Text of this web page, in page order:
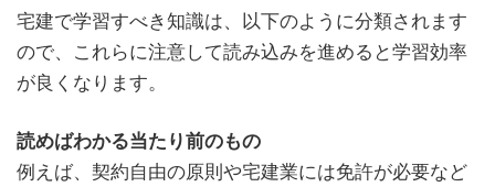
宅建で学習すべき知識は、以下のように分類されます
ので、これらに注意して読み込みを進めると学習効率
が良くなります。
読めばわかる当たり前のもの
例えば、契約自由の原則や宅建業には免許が必要など